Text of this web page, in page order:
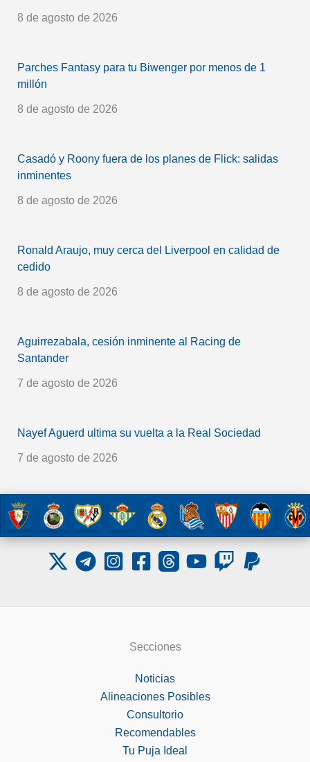
8 de agosto de 2026
Parches Fantasy para tu Biwenger por menos de 1
millón
8 de agosto de 2026
Casadó y Roony fuera de los planes de Flick: salidas
inminentes
8 de agosto de 2026
Ronald Araujo, muy cerca del Liverpool en calidad de
cedido
8 de agosto de 2026
Aguirrezabala, cesión inminente al Racing de
Santander
7 de agosto de 2026
Nayef Aguerd ultima su vuelta a la Real Sociedad
7 de agosto de 2026
Secciones
Noticias
Alineaciones Posibles
Consultorio
Recomendables
Tu Puja Ideal